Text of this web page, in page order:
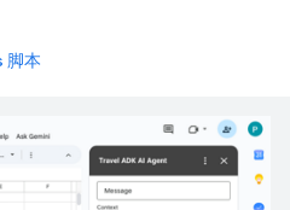
脚本